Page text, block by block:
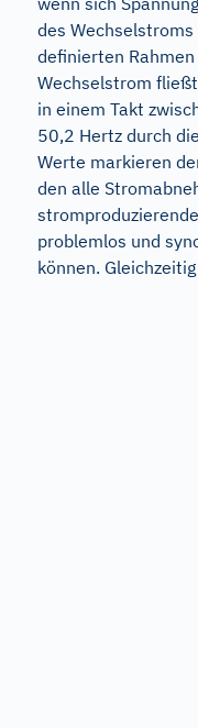
des
definierten
Wechselstrom
in einem Takt
50,2 Hertz durch
Werte markieren
den alle
problemlos und
können.